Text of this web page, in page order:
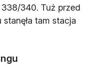
340. Tuż przed
tam stacja